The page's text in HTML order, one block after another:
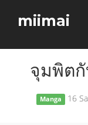
miimai
จุมพิต
Manga 16